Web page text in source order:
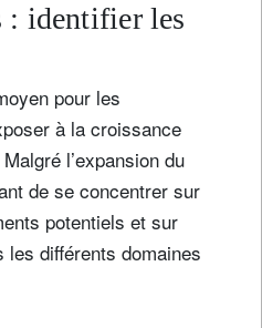
: identifier les
pour les
à la croissance
l’expansion du
de se concentrer sur
potentiels et sur
les différents domaines